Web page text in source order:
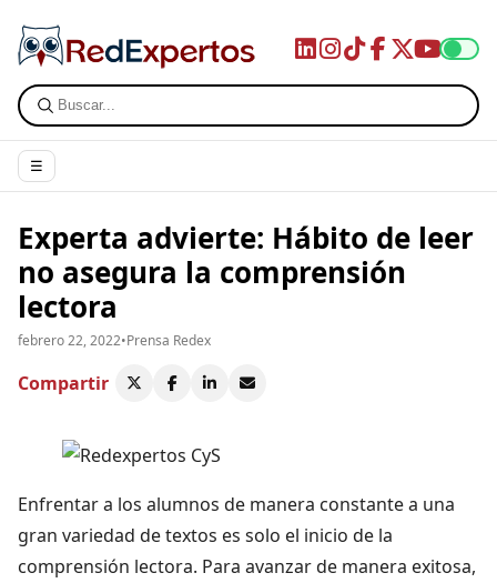
☰
Experta advierte: Hábito de leer
no asegura la comprensión
lectora
febrero 22, 2022•Prensa Redex
Compartir
Enfrentar a los alumnos de manera constante a una
gran variedad de textos es solo el inicio de la
comprensión lectora. Para avanzar de manera exitosa,